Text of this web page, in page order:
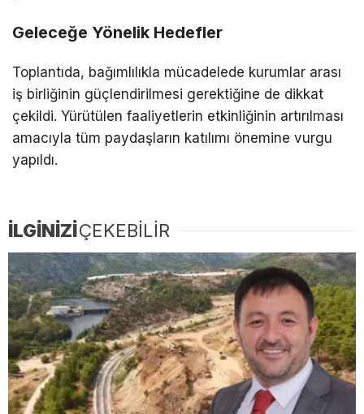
Geleceğe Yönelik Hedefler
Toplantıda, bağımlılıkla mücadelede kurumlar arası
iş birliğinin güçlendirilmesi gerektiğine de dikkat
çekildi. Yürütülen faaliyetlerin etkinliğinin artırılması
amacıyla tüm paydaşların katılımı önemine vurgu
yapıldı.
İLGİNİZİÇEKEBİLİR